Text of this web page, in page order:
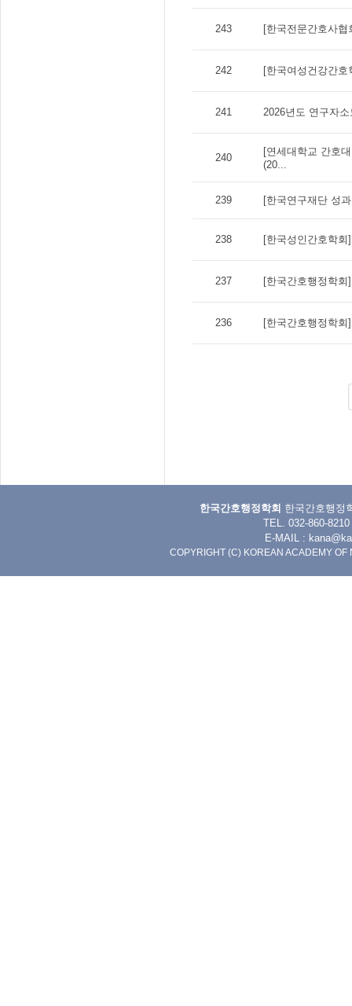
243 [한국전문간호사
242 [한국여성건강간
241 2026년도 연구자
240
[연세대학교 간호
(20...
239 [한국연구재단 성
238 [한국성인간호학
237 [한국간호행정학
236 [한국간호행정학
한국간호행정학회 한국간호행정
TEL. 032-860-
E-MAIL :
COPYRIGHT (C) KOREAN ACADEMY